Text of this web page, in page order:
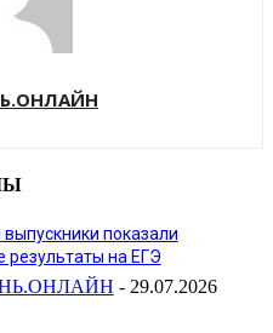
показали
результаты на ЕГЭ
- 29.07.2026